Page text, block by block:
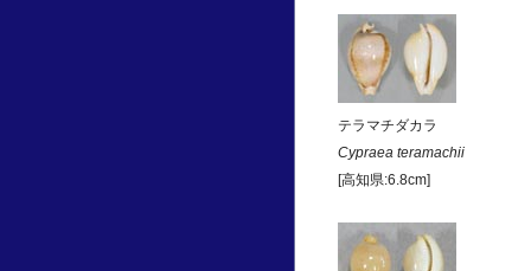
テラマチダカラ
Cypraea teramachii
[高知県:6.8cm]